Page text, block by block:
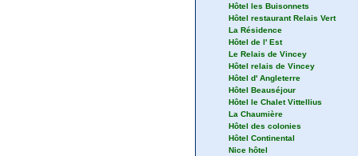
Hôtel les Buisonnets
Hôtel restaurant Relais Vert
La Résidence
Hôtel de l' Est
Le Relais de Vincey
Hôtel relais de Vincey
Hôtel d' Angleterre
Hôtel Beauséjour
Hôtel le Chalet Vittellius
La Chaumière
Hôtel des colonies
Hôtel Continental
Nice hôtel